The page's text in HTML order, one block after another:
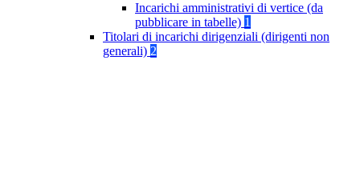
Incarichi amministrativi di vertice (da
pubblicare in tabelle) 1
Titolari di incarichi dirigenziali (dirigenti non
generali) 2